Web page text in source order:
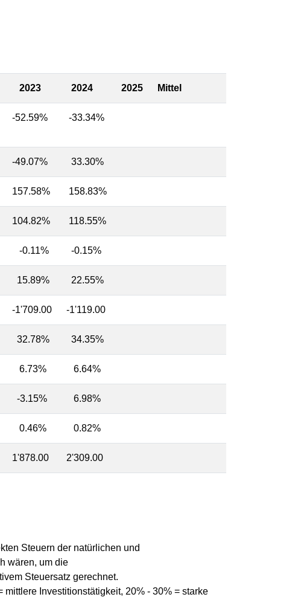
2023 2024 2025 Mittel
-52.59% -33.34%
-49.07% 33.30%
157.58% 158.83%
104.82% 118.55%
-0.11% -0.15%
15.89% 22.55%
-1'709.00 -1'119.00
32.78% 34.35%
6.73% 6.64%
-3.15% 6.98%
0.46% 0.82%
1'878.00 2'309.00
Steuern der natürlichen und
wären, um die
Steuersatz gerechnet.
Investitionstätigkeit, 20% - 30% = starke